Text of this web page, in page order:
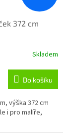
372 cm
Skladem
Do košíku
výška 372 cm
i pro malíře,